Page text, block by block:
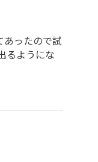
あったので試
るようにな